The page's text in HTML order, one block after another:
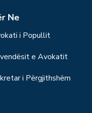
Ne
i Popullit
e Avokatit
i Përgjithshëm